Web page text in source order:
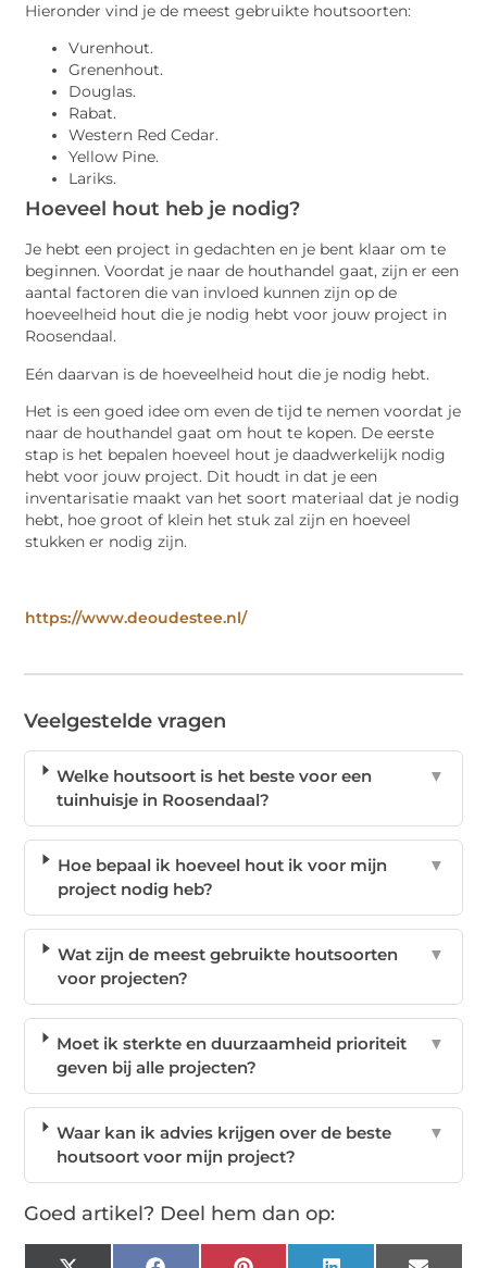
Hieronder vind je de meest gebruikte houtsoorten:
Vurenhout.
Grenenhout.
Douglas.
Rabat.
Western Red Cedar.
Yellow Pine.
Lariks.
Hoeveel hout heb je nodig?
Je hebt een project in gedachten en je bent klaar om te
beginnen. Voordat je naar de houthandel gaat, zijn er een
aantal factoren die van invloed kunnen zijn op de
hoeveelheid hout die je nodig hebt voor jouw project in
Roosendaal.
Eén daarvan is de hoeveelheid hout die je nodig hebt.
Het is een goed idee om even de tijd te nemen voordat je
naar de houthandel gaat om hout te kopen. De eerste
stap is het bepalen hoeveel hout je daadwerkelijk nodig
hebt voor jouw project. Dit houdt in dat je een
inventarisatie maakt van het soort materiaal dat je nodig
hebt, hoe groot of klein het stuk zal zijn en hoeveel
stukken er nodig zijn.
https://www.deoudestee.nl/
Veelgestelde vragen
Welke houtsoort is het beste voor een
tuinhuisje in Roosendaal?
▼
Hoe bepaal ik hoeveel hout ik voor mijn
project nodig heb?
▼
Wat zijn de meest gebruikte houtsoorten
voor projecten?
▼
Moet ik sterkte en duurzaamheid prioriteit
geven bij alle projecten?
▼
Waar kan ik advies krijgen over de beste
houtsoort voor mijn project?
▼
Goed artikel? Deel hem dan op: